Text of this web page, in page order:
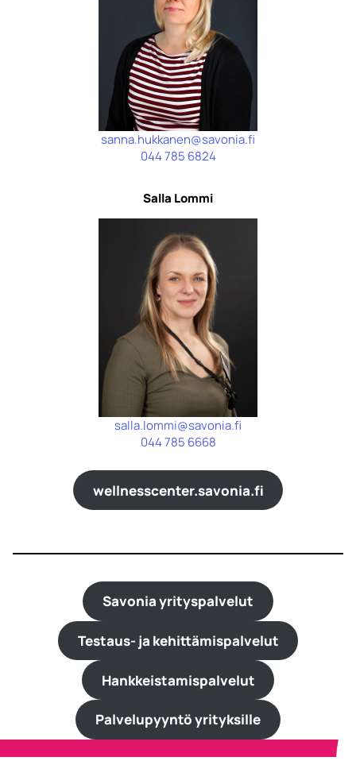
sanna.hukkanen@savonia.fi
044 785 6824
Salla Lommi
salla.lommi@savonia.fi
044 785 6668
wellnesscenter.savonia.fi
Savonia yrityspalvelut
Testaus- ja kehittämispalvelut
Hankkeistamispalvelut
Palvelupyyntö yrityksille